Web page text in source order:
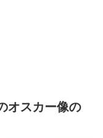
オスカー像の